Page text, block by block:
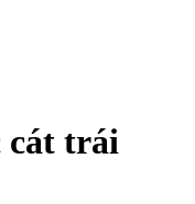
cát trái